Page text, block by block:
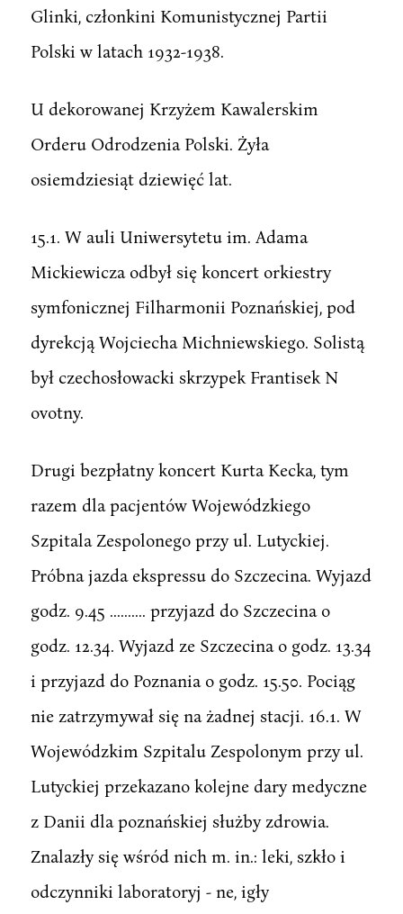
Glinki, członkini Komunistycznej Partii
Polski w latach 1932-1938.
U dekorowanej Krzyżem Kawalerskim
Orderu Odrodzenia Polski. Żyła
osiemdziesiąt dziewięć lat.
15.1. W auli Uniwersytetu im. Adama
Mickiewicza odbył się koncert orkiestry
symfonicznej Filharmonii Poznańskiej, pod
dyrekcją Wojciecha Michniewskiego. Solistą
był czechosłowacki skrzypek Frantisek N
ovotny.
Drugi bezpłatny koncert Kurta Kecka, tym
razem dla pacjentów Wojewódzkiego
Szpitala Zespolonego przy ul. Lutyckiej.
Próbna jazda ekspressu do Szczecina. Wyjazd
godz. 9.45 .......... przyjazd do Szczecina o
godz. 12.34. Wyjazd ze Szczecina o godz. 13.34
i przyjazd do Poznania o godz. 15.50. Pociąg
nie zatrzymywał się na żadnej stacji. 16.1. W
Wojewódzkim Szpitalu Zespolonym przy ul.
Lutyckiej przekazano kolejne dary medyczne
z Danii dla poznańskiej służby zdrowia.
Znalazły się wśród nich m. in.: leki, szkło i
odczynniki laboratoryj - ne, igły